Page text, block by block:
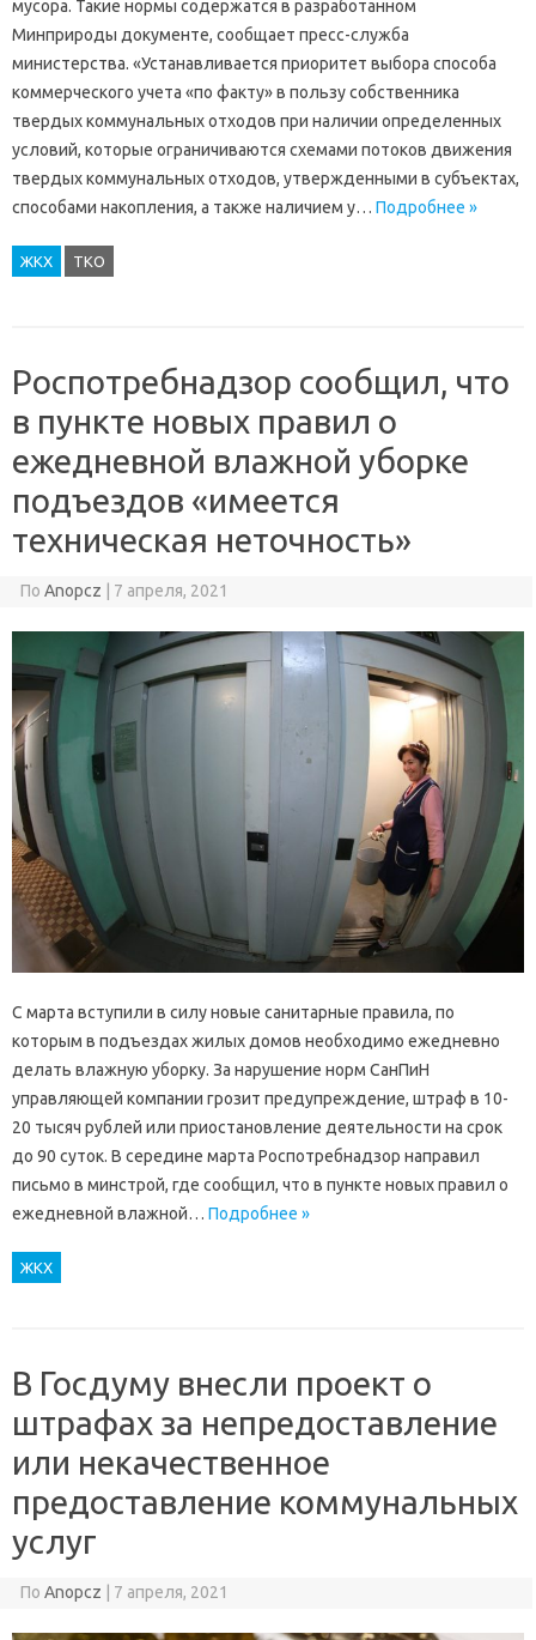
мусора. Такие нормы содержатся в разработанном
Минприроды документе, сообщает пресс-служба
министерства. «Устанавливается приоритет выбора способа
коммерческого учета «по факту» в пользу собственника
твердых коммунальных отходов при наличии определенных
условий, которые ограничиваются схемами потоков движения
твердых коммунальных отходов, утвержденными в субъектах,
способами накопления, а также наличием у… Подробнее »
ЖКХ ТКО
Роспотребнадзор сообщил, что
в пункте новых правил о
ежедневной влажной уборке
подъездов «имеется
техническая неточность»
По Anopcz 7 апреля, 2021
С марта вступили в силу новые санитарные правила, по
которым в подъездах жилых домов необходимо ежедневно
делать влажную уборку. За нарушение норм СанПиН
управляющей компании грозит предупреждение, штраф в 10-
20 тысяч рублей или приостановление деятельности на срок
до 90 суток. В середине марта Роспотребнадзор направил
письмо в минстрой, где сообщил, что в пункте новых правил о
ежедневной влажной… Подробнее »
ЖКХ
В Госдуму внесли проект о
штрафах за непредоставление
или некачественное
предоставление коммунальных
услуг
По Anopcz 7 апреля, 2021